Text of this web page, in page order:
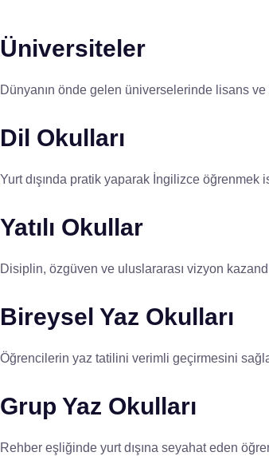
Üniversiteler
Dünyanın önde gelen üniverselerinde lisans
Dil Okulları
Yurt dışında pratik yaparak İngilizce
Yatılı Okullar
Disiplin, özgüven ve uluslararası vizyon
Bireysel Yaz Okulları
Öğrencilerin yaz tatilini verimli geçirmesini
Grup Yaz Okulları
Rehber eşliğinde yurt dışına seyahat eden